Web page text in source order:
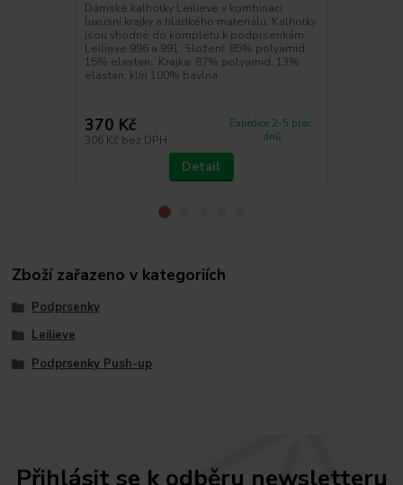
Dámské kalhotky Leilieve v kombinaci
luxusní krajky a hladkého materiálu. Kalhotky
jsou vhodné do kompletu k podprsenkám
Leilieve 996 a 991. Složení: 85% polyamid,
15% elastan. Krajka: 87% polyamid, 13%
elastan, klín 100% bavlna
370 Kč
306 Kč bez DPH
Expedice 2-5 prac.
dnů
Detail
Zboží zařazeno v kategoriích
Podprsenky
Leilieve
Podprsenky Push-up
Přihlásit se k odběru newsletteru